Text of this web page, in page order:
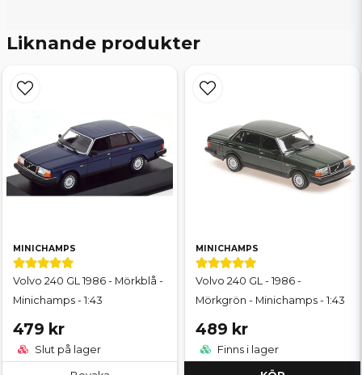
Liknande produkter
MINICHAMPS
Volvo 240 GL 1986 - Mörkblå -
Minichamps - 1:43
479 kr
Slut på lager
MINICHAMPS
Volvo 240 GL - 1986 -
Mörkgrön - Minichamps - 1:43
489 kr
Finns i lager